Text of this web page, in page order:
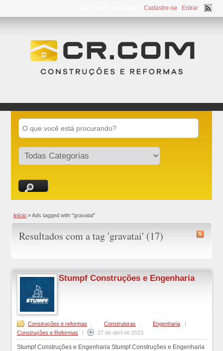
Cadastre-se Entrar]
Início » Ads tagged with "gravatai"
Resultados com a tag 'gravatai' (17)
Stumpf Construções e Engenharia
Construções e reformas Construtoras Engenharia
|
Construções e Reformas
| 27 de abril de 2023
Stumpf Construções e Engenharia Stumpf Construções e Engenharia